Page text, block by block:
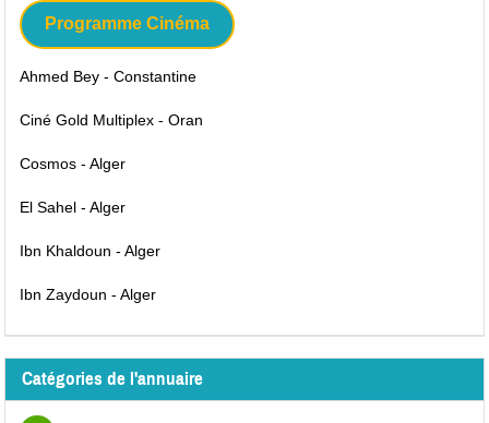
Programme Cinéma
Ahmed Bey - Constantine
Ciné Gold Multiplex - Oran
Cosmos - Alger
El Sahel - Alger
Ibn Khaldoun - Alger
Ibn Zaydoun - Alger
Catégories de l'annuaire